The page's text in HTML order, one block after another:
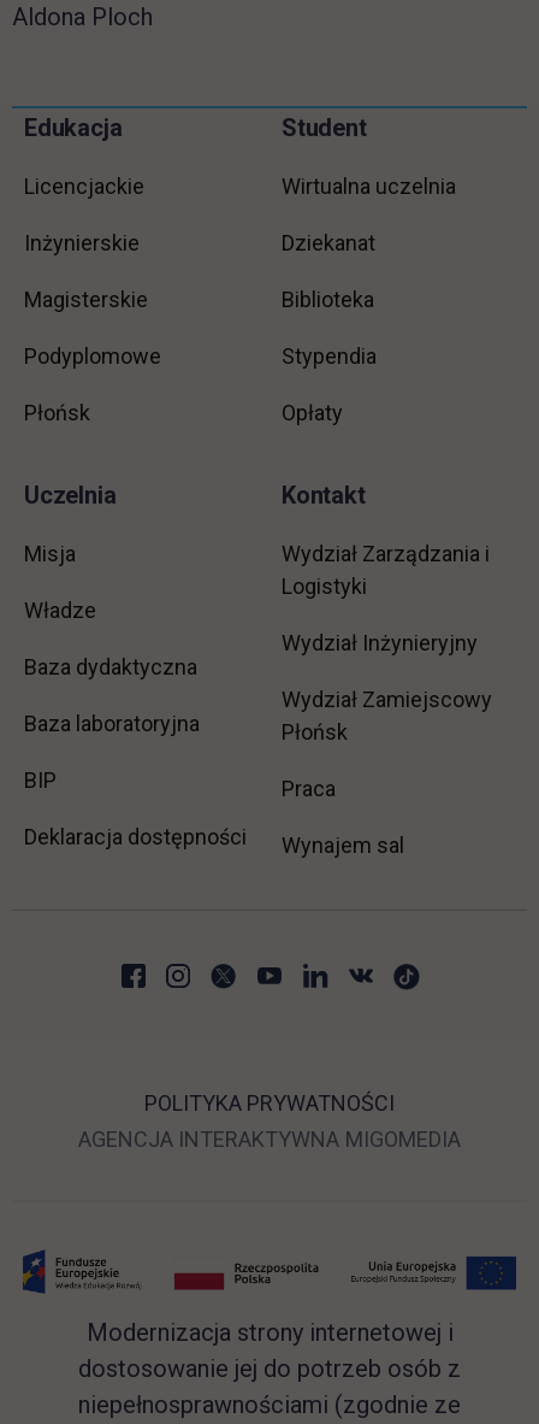
Aldona Ploch
Pomiń
Informacje w stopce
Edukacja
Licencjackie
Inżynierskie
Magisterskie
Podyplomowe
Płońsk
Student
Wirtualna uczelnia
Dziekanat
Biblioteka
Stypendia
Opłaty
Uczelnia
Misja
Władze
Baza dydaktyczna
Baza laboratoryjna
BIP link otwiera się w nowej karcie
Deklaracja dostępności
Kontakt
Wydział Zarządzania i
Logistyki
Wydział Inżynieryjny
Wydział Zamiejscowy
Płońsk
Praca
Wynajem sal
POLITYKA PRYWATNOŚCI
AGENCJA INTERAKTYWNA LINK OTWIERA SIĘ
MIGOMEDIA
Modernizacja strony internetowej i
dostosowanie jej do potrzeb osób z
niepełnosprawnościami (zgodnie ze